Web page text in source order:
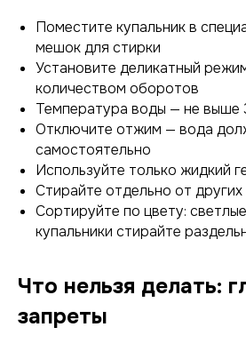
Поместите купальник в
мешок для стирки
Установите деликатный
количеством оборотов
Температура воды — не выше
Отключите отжим — вода
самостоятельно
Используйте только жидкий
Стирайте отдельно от
Сортируйте по цвету:
купальники стирайте
Что нельзя делать:
запреты